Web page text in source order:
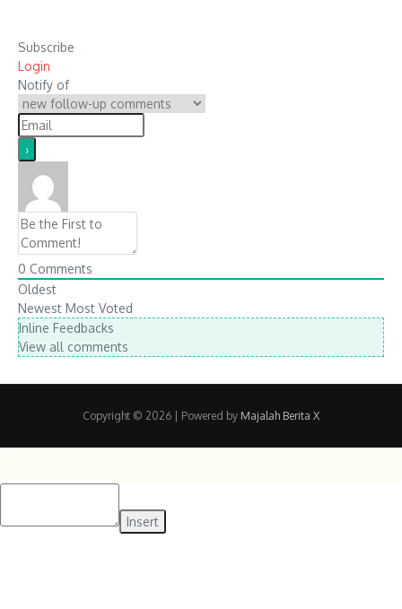
Subscribe
Login
Notify of
0 Comments
Oldest
Newest Most Voted
Inline Feedbacks
View all comments
Copyright © 2026 | Powered by Majalah Berita X
Insert